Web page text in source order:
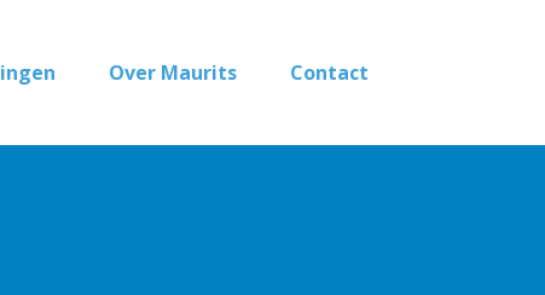
Over Maurits Contact